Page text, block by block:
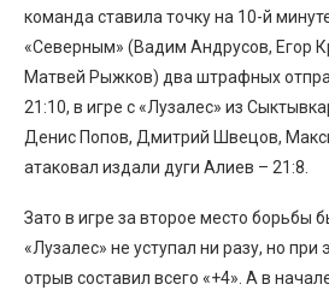
команда ставила точку на 10-й
«Северным» (Вадим Андрусов, Егор
Матвей Рыжков) два штрафных
21:10, в игре с «Лузалес» из
Денис Попов, Дмитрий Швецов,
атаковал издали дуги Алиев – 21:8.
Зато в игре за второе место борьбы
«Лузалес» не уступал ни разу, но
отрыв составил всего «+4». А в